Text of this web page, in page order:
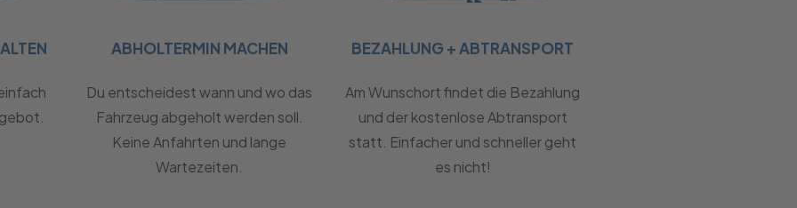
ABHOLTERMIN MACHEN
Du entscheidest wann und wo das
Fahrzeug abgeholt werden soll.
Keine Anfahrten und lange
Wartezeiten.
BEZAHLUNG + ABTRANSPORT
Am Wunschort findet die Bezahlung
und der kostenlose Abtransport
statt. Einfacher und schneller geht
es nicht!